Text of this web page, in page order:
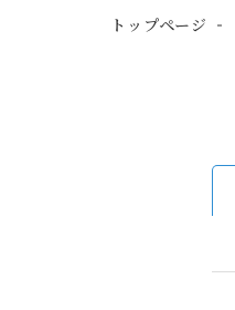
トップページ